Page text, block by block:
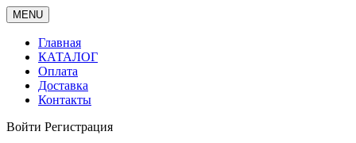
MENU
Главная
КАТАЛОГ
Оплата
Доставка
Контакты
Войти Регистрация